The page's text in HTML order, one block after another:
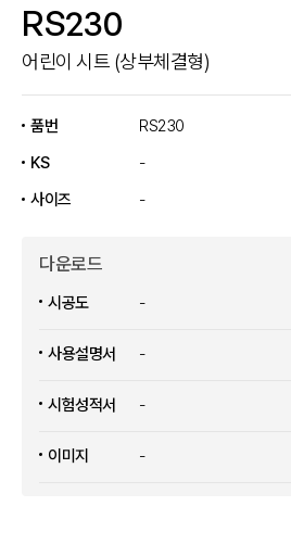
RS230
어린이 시트 (상부체결형)
품번
RS230
KS
-
사이즈
-
다운로드
시공도 -
사용설명서 -
시험성적서 -
이미지 -